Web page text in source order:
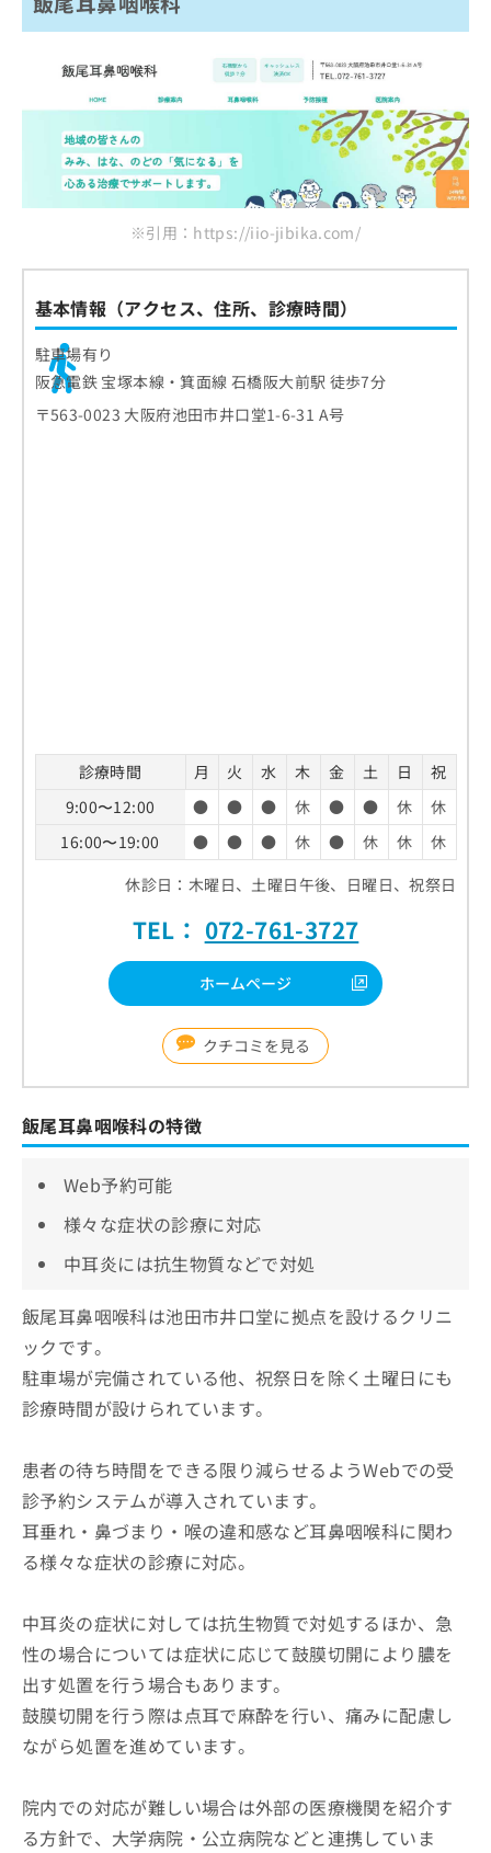
※引用：https://iio-jibika.com/
基本情報（アクセス、住所、診療時間）
駐車場有り
阪急電鉄 宝塚本線・箕面線 石橋阪大前駅 徒歩7分
〒563-0023 大阪府池田市井口堂1-6-31 A号
診療時間 月 火 水 木 金 土 日
祝
9:00〜12:00
● ● ● 休 ● ● 休
休
16:00〜19:00
● ● ● 休 ● 休 休
休
休診日：木曜日、土曜日午後、日曜日、祝祭日
TEL： 072-761-3727
ホームページ
クチコミを見る
飯尾耳鼻咽喉科の特徴
Web予約可能
様々な症状の診療に対応
中耳炎には抗生物質などで対処
飯尾耳鼻咽喉科は池田市井口堂に拠点を設けるクリニ
ックです。
駐車場が完備されている他、祝祭日を除く土曜日にも
診療時間が設けられています。
患者の待ち時間をできる限り減らせるようWebでの受
診予約システムが導入されています。
耳垂れ・鼻づまり・喉の違和感など耳鼻咽喉科に関わ
る様々な症状の診療に対応。
中耳炎の症状に対しては抗生物質で対処するほか、急
性の場合については症状に応じて鼓膜切開により膿を
出す処置を行う場合もあります。
鼓膜切開を行う際は点耳で麻酔を行い、痛みに配慮し
ながら処置を進めています。
院内での対応が難しい場合は外部の医療機関を紹介す
る方針で、大学病院・公立病院などと連携していま